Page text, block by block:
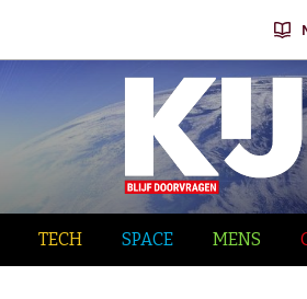
TECH SPACE MENS